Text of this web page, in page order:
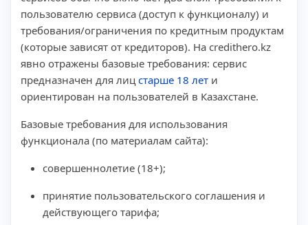
пользователю сервиса (доступ к функционалу) и
требования/ограничения по кредитным продуктам
(которые зависят от кредиторов). На credithero.kz
явно отражены базовые требования: сервис
предназначен для лицстарше 18 лет и
ориентирован на пользователей в Казахстане.
Базовые требования для использования
функционала (по материалам сайта):
совершеннолетие (18+);
принятие пользовательского соглашения и
действующего тарифа;